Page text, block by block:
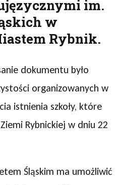
im.
w
Rybnik.
dokumentu było
organizowanych w
istnienia szkoły, które
Rybnickiej w dniu 22
Śląskim ma umożliwić